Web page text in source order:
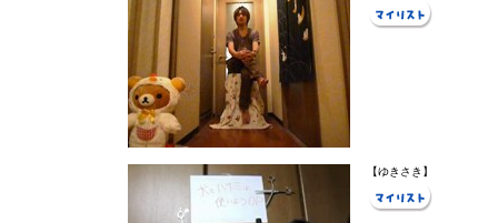
【ゆきさき】